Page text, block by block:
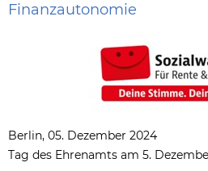
Finanzautonomie
Berlin, 05. Dezember 2024
Tag des Ehrenamts am 5.